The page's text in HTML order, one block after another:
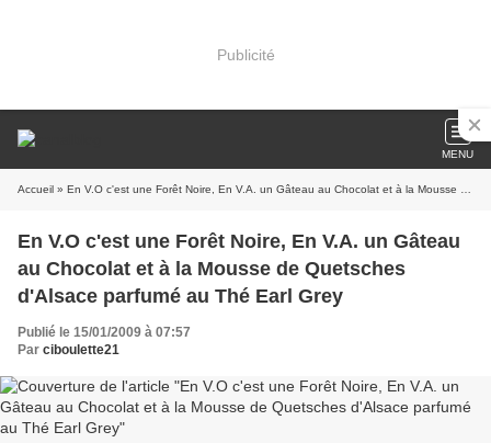
Publicité
MENU
Accueil » En V.O c'est une Forêt Noire, En V.A. un Gâteau au Chocolat et à la Mousse de Quetsches d'Alsace parfumé au Thé Earl Grey
En V.O c'est une Forêt Noire, En V.A. un Gâteau
au Chocolat et à la Mousse de Quetsches
d'Alsace parfumé au Thé Earl Grey
Publié le 15/01/2009 à 07:57
Par ciboulette21